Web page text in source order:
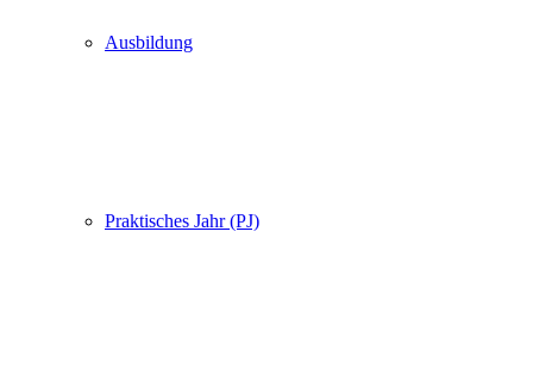
Ausbildung
Praktisches Jahr (PJ)